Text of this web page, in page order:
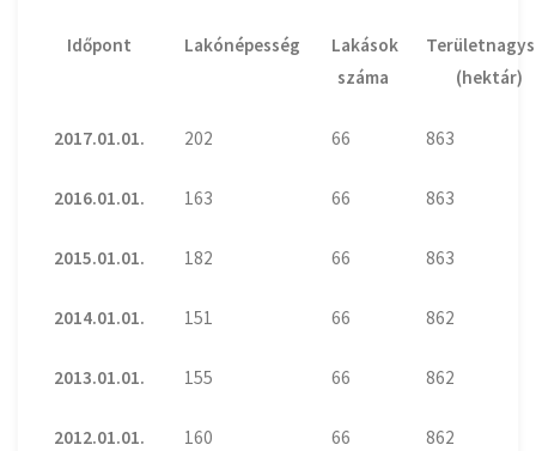
Időpont Lakónépesség
Lakások
száma
(hektár)
2017.01.01. 202 66 863
2016.01.01. 163 66 863
2015.01.01. 182 66 863
2014.01.01. 151 66 862
2013.01.01. 155 66 862
2012.01.01. 160 66 862